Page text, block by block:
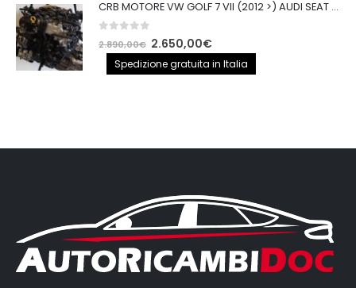
CRB MOTORE VW GOLF 7 VII (2012 >) AUDI SEAT 2.0TDI 150CV CRB IMPIANTO BOSCH
out of 5
2.890,00€ Il
prezzo
originale
2.650,00€Il
prezzo
attuale
Spedizione gratuita in Italia